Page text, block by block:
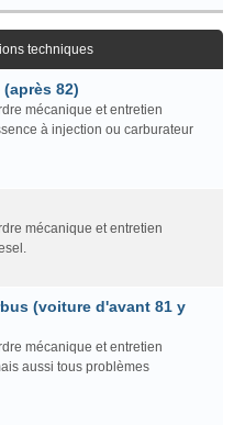
techniques
82)
mécanique et entretien
à injection ou carburateur
mécanique et entretien
(voiture d'avant 81 y
mécanique et entretien
aussi tous problèmes